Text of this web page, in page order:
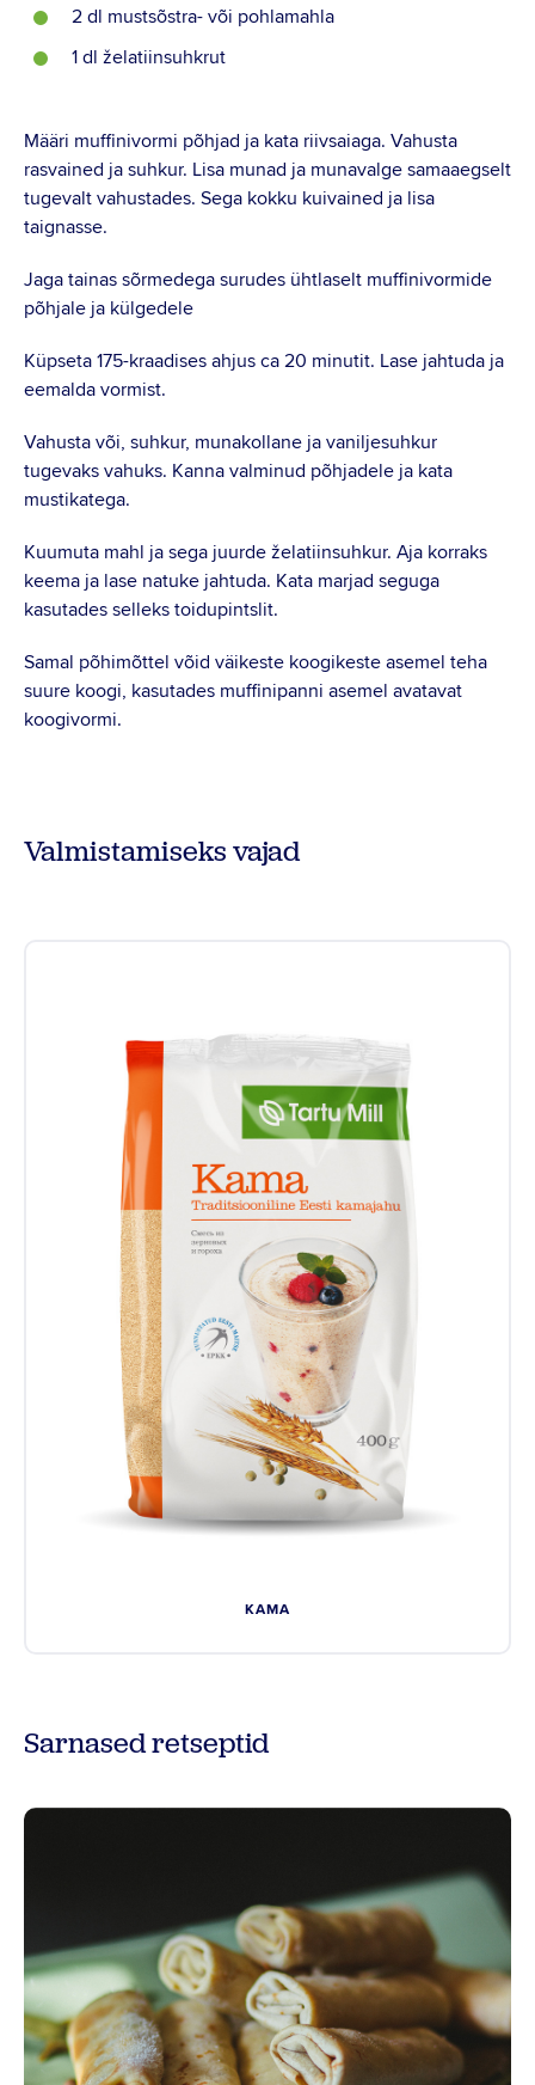
2 dl mustsõstra- või pohlamahla
1 dl želatiinsuhkrut
Määri muffinivormi põhjad ja kata riivsaiaga. Vahusta
rasvained ja suhkur. Lisa munad ja munavalge samaaegselt
tugevalt vahustades. Sega kokku kuivained ja lisa
taignasse.
Jaga tainas sõrmedega surudes ühtlaselt muffinivormide
põhjale ja külgedele
Küpseta 175-kraadises ahjus ca 20 minutit. Lase jahtuda ja
eemalda vormist.
Vahusta või, suhkur, munakollane ja vaniljesuhkur
tugevaks vahuks. Kanna valminud põhjadele ja kata
mustikatega.
Kuumuta mahl ja sega juurde želatiinsuhkur. Aja korraks
keema ja lase natuke jahtuda. Kata marjad seguga
kasutades selleks toidupintslit.
Samal põhimõttel võid väikeste koogikeste asemel teha
suure koogi, kasutades muffinipanni asemel avatavat
koogivormi.
Valmistamiseks vajad
KAMA
Sarnased retseptid